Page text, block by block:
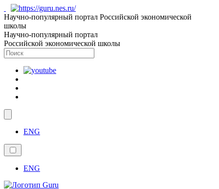
Научно-популярный портал Российской экономической
школы
Научно-популярный портал
Российской экономической школы
ENG
ENG